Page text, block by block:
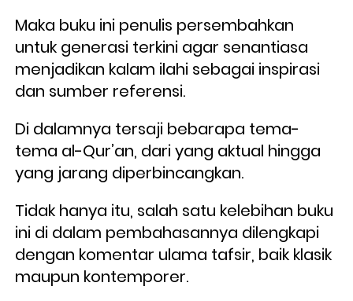
Maka buku ini penulis persembahkan
untuk generasi terkini agar senantiasa
menjadikan kalam ilahi sebagai inspirasi
dan sumber referensi.
Di dalamnya tersaji bebarapa tema-
tema al-Qur’an, dari yang aktual hingga
yang jarang diperbincangkan.
Tidak hanya itu, salah satu kelebihan buku
ini di dalam pembahasannya dilengkapi
dengan komentar ulama tafsir, baik klasik
maupun kontemporer.